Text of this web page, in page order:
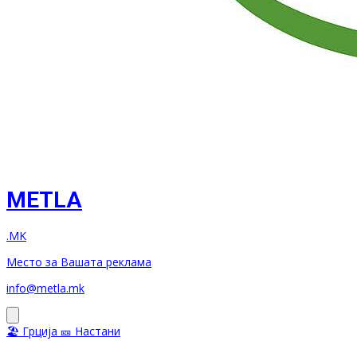
METLA
.MK
Место за Вашата реклама
info@metla.mk
🏖️ Грција 🎫 Настани